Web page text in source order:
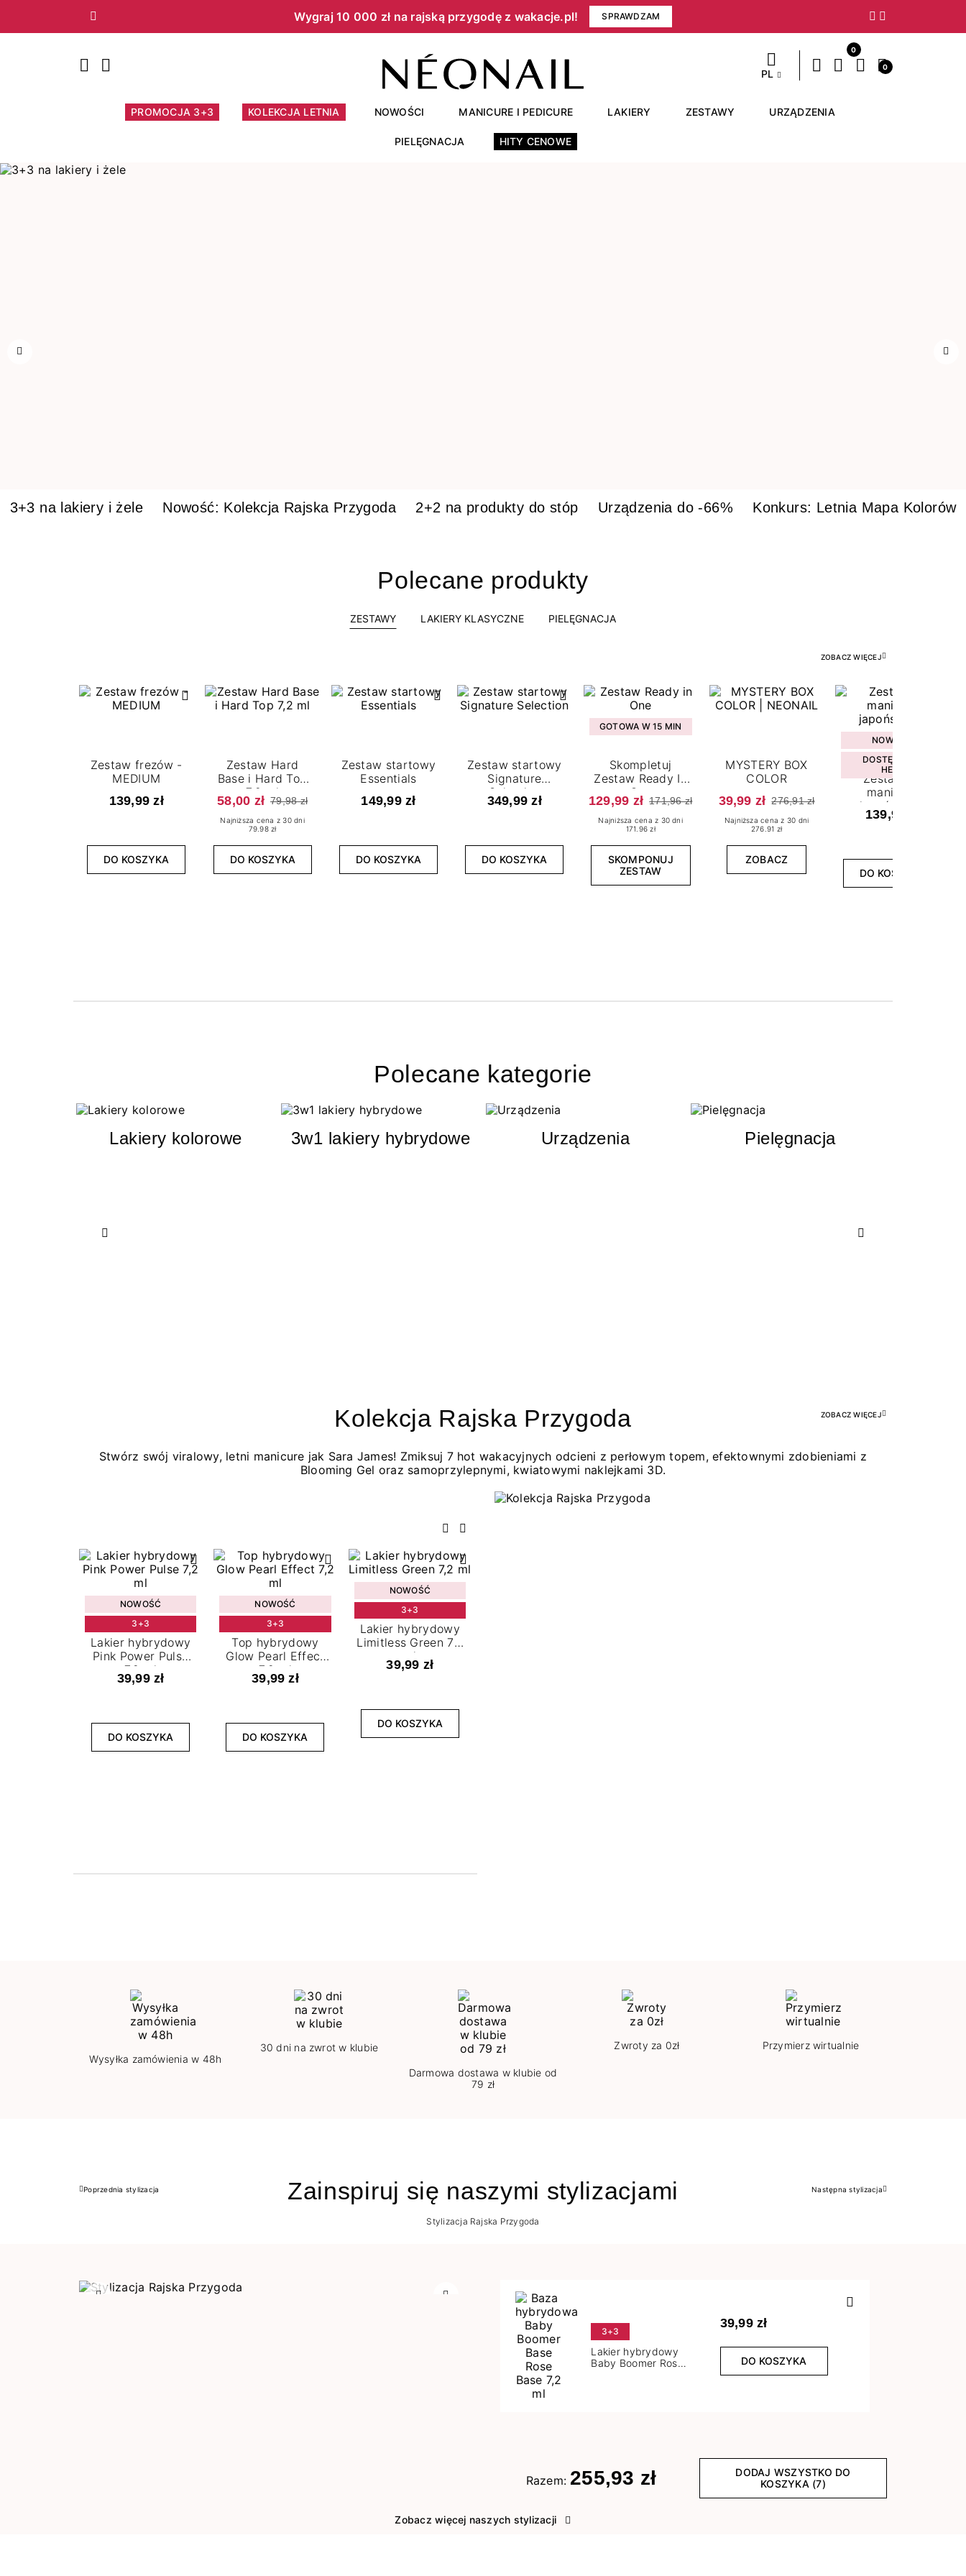
Wygraj 10 000 zł na rajską przygodę z wakacje.pl!​ SPRAWDZAM
Poprzedni Następny
PL
0
0
PROMOCJA 3+3 KOLEKCJA LETNIA NOWOŚCI MANICURE I PEDICURE LAKIERY ZESTAWY URZĄDZENIA
PIELĘGNACJA HITY CENOWE
3+3 na lakiery i żele Nowość: Kolekcja Rajska Przygoda 2+2 na produkty do stóp Urządzenia do -66% Konkurs: Letnia Mapa Kolorów
Polecane produkty
ZESTAWY LAKIERY KLASYCZNE PIELĘGNACJA
ZOBACZ WIĘCEJ
Zestaw frezów -
MEDIUM
139,99 zł
DO KOSZYKA
Zestaw Hard
Base i Hard Top
7,2 ml
58,00 zł 79,98 zł
Najniższa cena z 30 dni
79.98 zł
DO KOSZYKA
Zestaw startowy
Essentials
149,99 zł
DO KOSZYKA
Zestaw startowy
Signature
Selection
349,99 zł
DO KOSZYKA
GOTOWA W 15 MIN
Skompletuj
Zestaw Ready In
One
129,99 zł 171,96 zł
Najniższa cena z 30 dni
171.96 zł
SKOMPONUJ
ZESTAW
MYSTERY BOX
COLOR
39,99 zł 276,91 zł
Najniższa cena z 30 dni
276.91 zł
ZOBACZ
NOWOŚĆ
DOSTĘPNY W
HEBE
Zestaw do
manicure
japońskiego
139,99 zł
DO KOSZYKA
Polecane kategorie
Lakiery kolorowe 3w1 lakiery hybrydowe Urządzenia Pielęgnacja
Kolekcja Rajska Przygoda ZOBACZ WIĘCEJ
Stwórz swój viralowy, letni manicure jak Sara James! Zmiksuj 7 hot wakacyjnych odcieni z perłowym topem, efektownymi zdobieniami z
Blooming Gel oraz samoprzylepnymi, kwiatowymi naklejkami 3D.
Poprzedni
Następny
NOWOŚĆ
3+3
Lakier hybrydowy
Pink Power Pulse
7,2 ml
39,99 zł
DO KOSZYKA
NOWOŚĆ
3+3
Top hybrydowy
Glow Pearl Effect
7,2 ml
39,99 zł
DO KOSZYKA
NOWOŚĆ
3+3
Lakier hybrydowy
Limitless Green 7,2
ml
39,99 zł
DO KOSZYKA
Wysyłka zamówienia w 48h
30 dni na zwrot w klubie
Darmowa dostawa w klubie od
79 zł
Zwroty za 0zł Przymierz wirtualnie
Zainspiruj się naszymi stylizacjami
Poprzedni
Poprzednia stylizacja Następny
Następna stylizacja
Stylizacja Rajska Przygoda
3+3
Lakier hybrydowy
Baby Boomer Rose
39,99 zł
DO KOSZYKA
Razem: 255,93 zł
DODAJ WSZYSTKO DO
KOSZYKA (7)
Zobacz więcej naszych stylizacji